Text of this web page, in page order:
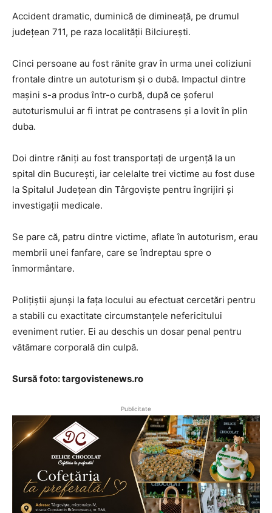
Accident dramatic, duminică de dimineață, pe drumul
județean 711, pe raza localității Bilciurești.
Cinci persoane au fost rănite grav în urma unei coliziuni
frontale dintre un autoturism și o dubă. Impactul dintre
mașini s-a produs într-o curbă, după ce șoferul
autoturismului ar fi intrat pe contrasens și a lovit în plin
duba.
Doi dintre răniți au fost transportați de urgență la un
spital din București, iar celelalte trei victime au fost duse
la Spitalul Județean din Târgoviște pentru îngrijiri și
investigații medicale.
Se pare că, patru dintre victime, aflate în autoturism, erau
membrii unei fanfare, care se îndreptau spre o
înmormântare.
Polițiștii ajunși la fața locului au efectuat cercetări pentru
a stabili cu exactitate circumstanțele nefericitului
eveniment rutier. Ei au deschis un dosar penal pentru
vătămare corporală din culpă.
Sursă foto: targovistenews.ro
Publicitate